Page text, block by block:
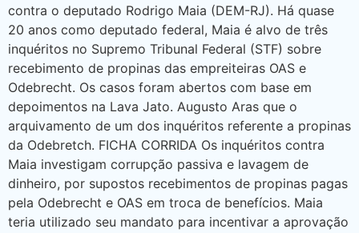
contra o deputado Rodrigo Maia (DEM-RJ). Há quase
20 anos como deputado federal, Maia é alvo de três
inquéritos no Supremo Tribunal Federal (STF) sobre
recebimento de propinas das empreiteiras OAS e
Odebrecht. Os casos foram abertos com base em
depoimentos na Lava Jato. Augusto Aras que o
arquivamento de um dos inquéritos referente a propinas
da Odebretch. FICHA CORRIDA Os inquéritos contra
Maia investigam corrupção passiva e lavagem de
dinheiro, por supostos recebimentos de propinas pagas
pela Odebrecht e OAS em troca de benefícios. Maia
teria utilizado seu mandato para incentivar a aprovação